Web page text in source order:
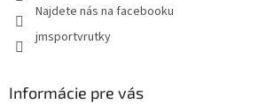
Najdete nás na facebooku
jmsportvrutky
Informácie pre vás